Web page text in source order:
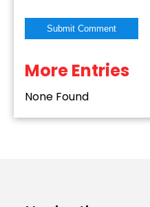
Alternative:
More Entries
None Found